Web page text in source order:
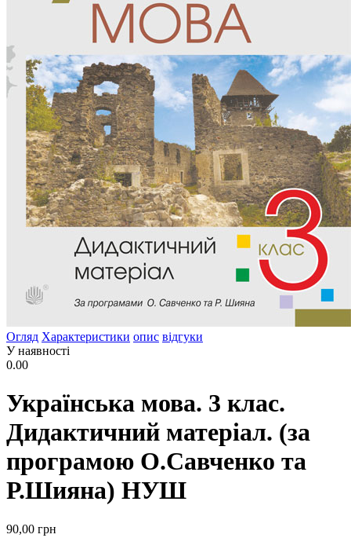
Огляд Характеристики опис відгуки
У наявності
0.00
Українська мова. 3 клас.
Дидактичний матеріал. (за
програмою О.Савченко та
Р.Шияна) НУШ
90,00 грн